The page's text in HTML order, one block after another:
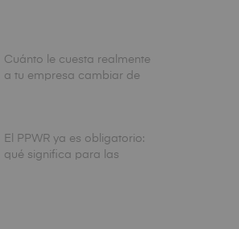
Cuánto le cuesta realmente
a tu empresa cambiar de
El PPWR ya es obligatorio:
qué significa para las